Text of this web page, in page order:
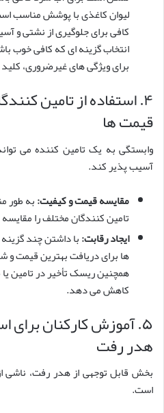
لیوان کاغذی با پوشش مناسب
کافی برای جلوگیری از نشتی و
انتخاب گزینه ای که کافی خوب
برای ویژگی های غیرضروری،
۴. استفاده از تامین
قیمت ها
وابستگی به یک تامین کننده می
آسیب پذیر کند.
مقایسه قیمت و کیفیت:به طور
تامین کنندگان مختلف را
ایجاد رقابت:با داشتن چند
ها برای دریافت بهترین قیمت و
همچنین ریسک تأخیر در تامین
کاهش می دهد.
۵. آموزش کارکنان
هدر رفت
بخش قابل توجهی از هدر رفت، ناشی
است.